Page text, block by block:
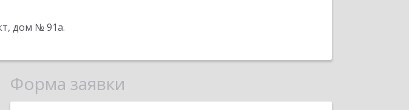
дом № 91а.
Форма заявки